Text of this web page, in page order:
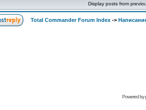
Display posts from
Total Commander Forum Index ->
Powered by